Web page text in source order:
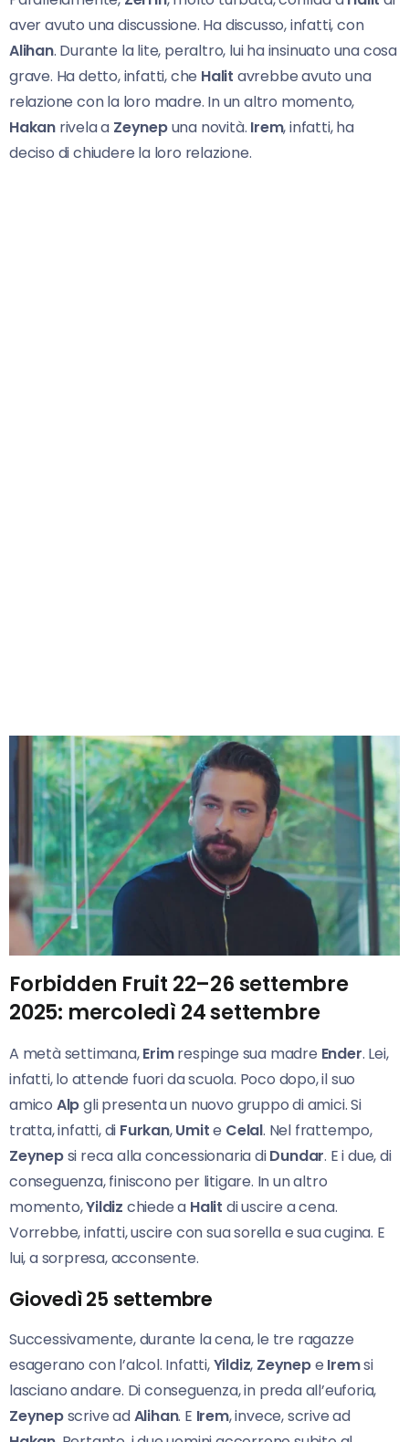
aver avuto una discussione. Ha discusso, infatti, con
Alihan. Durante la lite, peraltro, lui ha insinuato una cosa
grave. Ha detto, infatti, che Halit avrebbe avuto una
relazione con la loro madre. In un altro momento,
Hakan rivela a Zeynepuna novità. Irem, infatti, ha
deciso di chiudere la loro relazione.
Forbidden Fruit 22–26 settembre
2025: mercoledì 24 settembre
A metà settimana,Erimrespinge sua madre Ender. Lei,
infatti, lo attende fuori da scuola. Poco dopo, il suo
amico Alpgli presenta un nuovo gruppo di amici. Si
tratta, infatti, di Furkan,Umite Celal. Nel frattempo,
Zeynepsi reca alla concessionaria diDundar. E i due, di
conseguenza, finiscono per litigare. In un altro
momento,Yildiz chiede a Halit di uscire a cena.
Vorrebbe, infatti, uscire con sua sorella e sua cugina. E
lui, a sorpresa, acconsente.
Giovedì 25 settembre
Successivamente, durante la cena, le tre ragazze
esagerano con l’alcol. Infatti,Yildiz, Zeynepe Iremsi
lasciano andare. Di conseguenza, in preda all’euforia,
Zeynepscrive adAlihan. E Irem, invece, scrive ad